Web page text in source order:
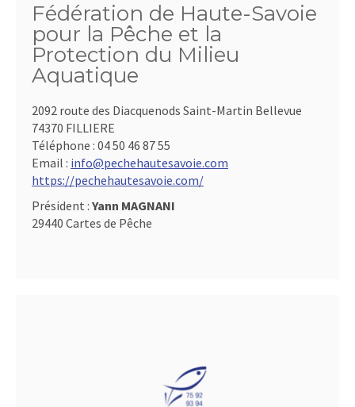
Fédération de Haute-Savoie
pour la Pêche et la
Protection du Milieu
Aquatique
2092 route des Diacquenods Saint-Martin Bellevue
74370 FILLIERE
Téléphone : 04 50 46 87 55
Email : info@pechehautesavoie.com
https://pechehautesavoie.com/
Président : Yann MAGNANI
29440 Cartes de Pêche